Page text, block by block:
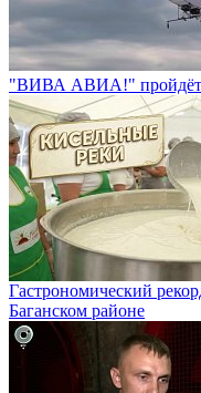
"ВИВА АВИА!" пройдёт
Гастрономический
Баганском районе